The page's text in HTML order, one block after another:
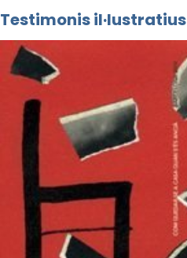
Testimonis il·lustratius